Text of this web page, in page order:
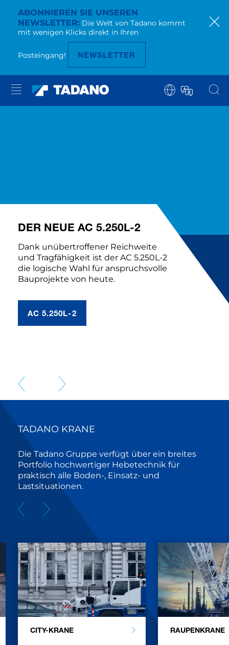
ABONNIEREN SIE UNSEREN
NEWSLETTER Die Welt von Tadano kommt
mit wenigen Klicks direkt in Ihren
Posteingang! NEWSLETTER
DER NEUE AC 5.250L-2
Dank unübertroffener Reichweite
und Tragfähigkeit ist der AC 5.250L-2
die logische Wahl für anspruchsvolle
Bauprojekte von heute.
AC 5.250L-2
TADANO KRANE
Die Tadano Gruppe verfügt über ein breites
Portfolio hochwertiger Hebetechnik für
praktisch alle Boden-, Einsatz- und
Lastsituationen.
CITY-KRANE RAUPENKRANE